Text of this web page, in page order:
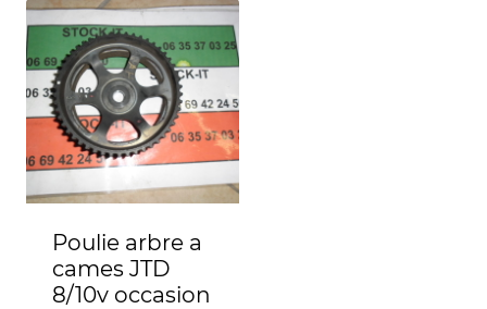
Poulie arbre a
cames JTD
8/10v occasion